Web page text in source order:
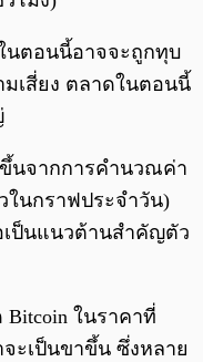
นตอนนี้อาจจะถูกทุบ
เสี่ยง ตลาดในตอนนี้
นจากการคำนวณค่า
ในกราฟประจำวัน)
เป็นแนวต้านสำคัญตัว
Bitcoin ในราคาที่
ะเป็นขาขึ้น ซึ่งหลาย